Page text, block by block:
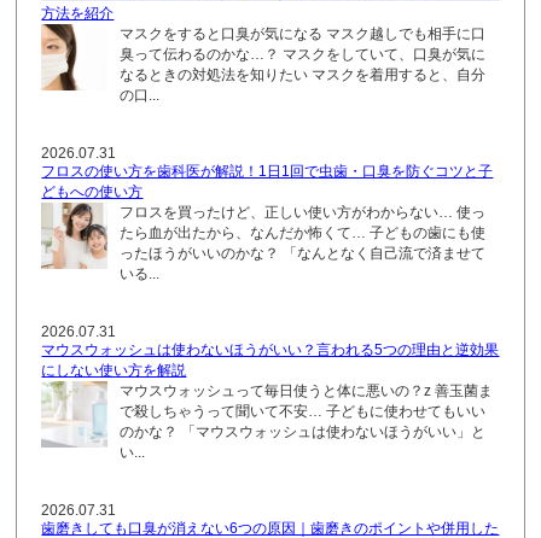
方法を紹介
マスクをすると口臭が気になる マスク越しでも相手に口
臭って伝わるのかな…？ マスクをしていて、口臭が気に
なるときの対処法を知りたい マスクを着用すると、自分
の口...
2026.07.31
フロスの使い方を歯科医が解説！1日1回で虫歯・口臭を防ぐコツと子
どもへの使い方
フロスを買ったけど、正しい使い方がわからない… 使っ
たら血が出たから、なんだか怖くて… 子どもの歯にも使
ったほうがいいのかな？ 「なんとなく自己流で済ませて
いる...
2026.07.31
マウスウォッシュは使わないほうがいい？言われる5つの理由と逆効果
にしない使い方を解説
マウスウォッシュって毎日使うと体に悪いの？z 善玉菌ま
で殺しちゃうって聞いて不安… 子どもに使わせてもいい
のかな？ 「マウスウォッシュは使わないほうがいい」と
い...
2026.07.31
歯磨きしても口臭が消えない6つの原因｜歯磨きのポイントや併用した